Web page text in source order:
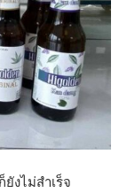
งไม่สำเร็จ